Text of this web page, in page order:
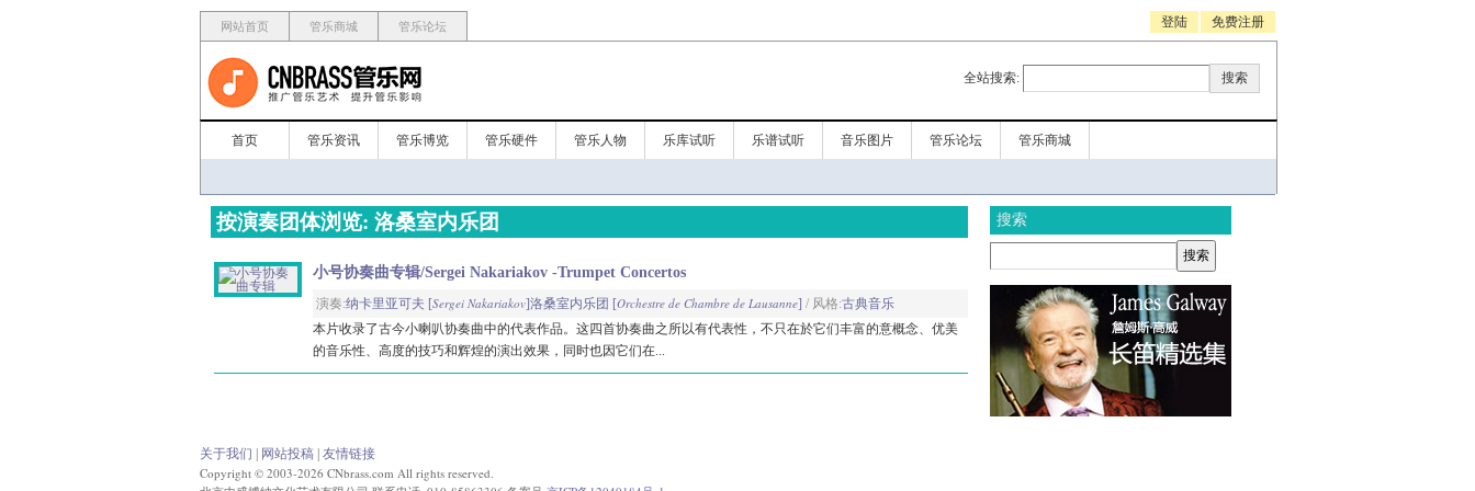
网站首页 管乐商城 管乐论坛 登陆 免费注册
全站搜索:
首页 管乐资讯 管乐博览 管乐硬件 管乐人物 乐库试听 乐谱试听 音乐图片 管乐论坛 管乐商城
按演奏团体浏览: 洛桑室内乐团
小号协奏曲专辑/Sergei Nakariakov -Trumpet Concertos
演奏:纳卡里亚可夫 [Sergei Nakariakov]洛桑室内乐团 [Orchestre de Chambre de Lausanne] / 风格:古典音乐
本片收录了古今小喇叭协奏曲中的代表作品。这四首协奏曲之所以有代表性，不只在於它们丰富的意概念、优美
的音乐性、高度的技巧和辉煌的演出效果，同时也因它们在...
搜索
关于我们 网站投稿 友情链接
Copyright © 2003-2026 CNbrass.com All rights reserved.